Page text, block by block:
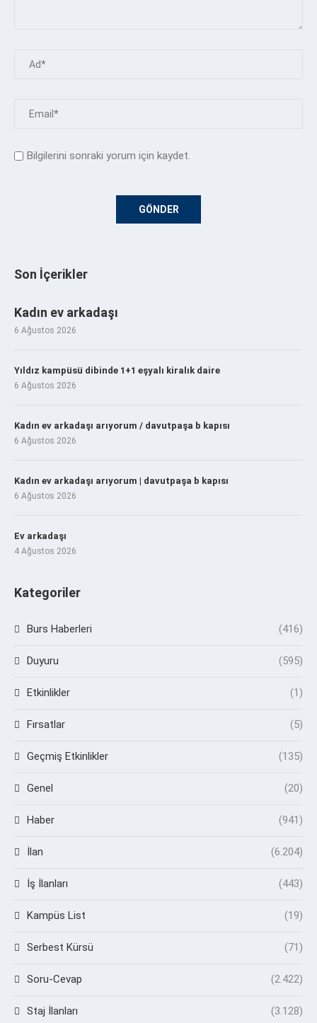
Bilgilerini sonraki yorum için kaydet.
Son İçerikler
Kadın ev arkadaşı
6 Ağustos 2026
Yıldız kampüsü dibinde 1+1 eşyalı kiralık daire
6 Ağustos 2026
Kadın ev arkadaşı arıyorum / davutpaşa b kapısı
6 Ağustos 2026
Kadın ev arkadaşı arıyorum | davutpaşa b kapısı
6 Ağustos 2026
Ev arkadaşı
4 Ağustos 2026
Kategoriler
Burs Haberleri (416)
Duyuru (595)
Etkinlikler (1)
Fırsatlar (5)
Geçmiş Etkinlikler (135)
Genel (20)
Haber (941)
İlan (6.204)
İş İlanları (443)
Kampüs List (19)
Serbest Kürsü (71)
Soru-Cevap (2.422)
Staj İlanları (3.128)